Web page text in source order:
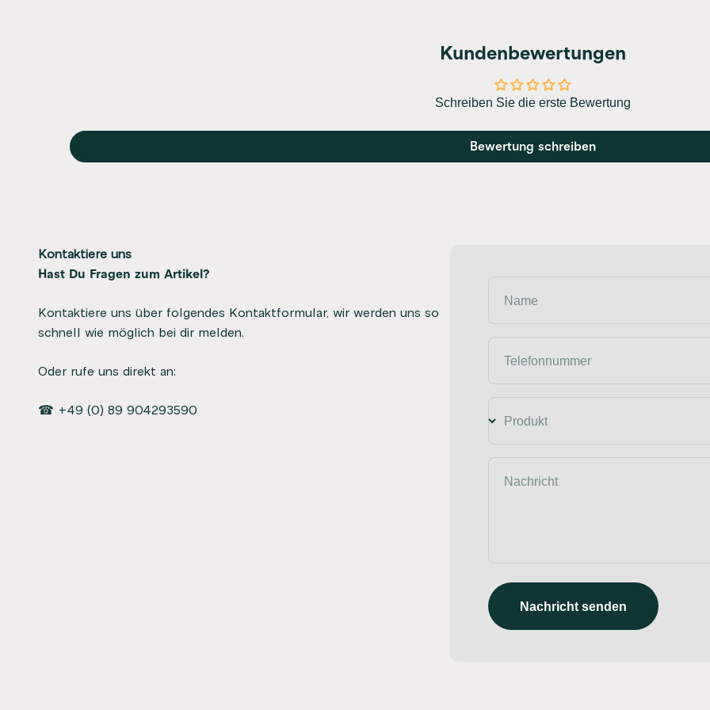
Kundenbewertungen
Schreiben Sie die erste Bewertung
Bewertung schreiben
Kontaktiere uns
Hast Du Fragen zum Artikel?
Kontaktiere uns über folgendes Kontaktformular, wir werden uns so
schnell wie möglich bei dir melden.
Oder rufe uns direkt an:
☎ +49 (0) 89 904293590
Name
Telefonnummer
Produkt
Nachricht
Nachricht senden